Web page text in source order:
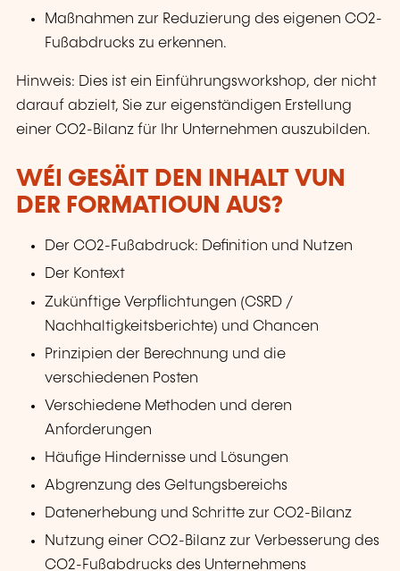
Maßnahmen zur Reduzierung des eigenen CO2-
Fußabdrucks zu erkennen.
Hinweis: Dies ist ein Einführungsworkshop, der nicht
darauf abzielt, Sie zur eigenständigen Erstellung
einer CO2-Bilanz für Ihr Unternehmen auszubilden.
WÉI GESÄIT DEN INHALT VUN
DER FORMATIOUN AUS?
Der CO2-Fußabdruck: Definition und Nutzen
Der Kontext
Zukünftige Verpflichtungen (CSRD /
Nachhaltigkeitsberichte) und Chancen
Prinzipien der Berechnung und die
verschiedenen Posten
Verschiedene Methoden und deren
Anforderungen
Häufige Hindernisse und Lösungen
Abgrenzung des Geltungsbereichs
Datenerhebung und Schritte zur CO2-Bilanz
Nutzung einer CO2-Bilanz zur Verbesserung des
CO2-Fußabdrucks des Unternehmens